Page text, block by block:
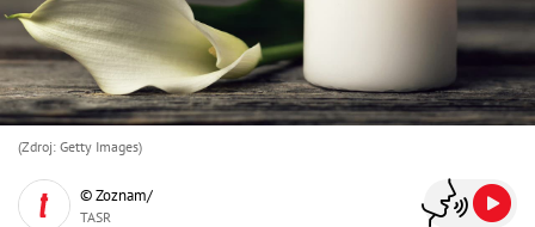
(Zdroj: Getty Images)
© Zoznam/
TASR